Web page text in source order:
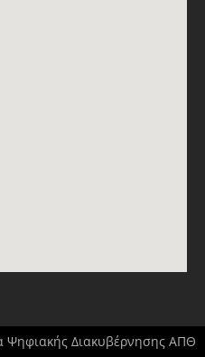
Ψηφιακής Διακυβέρνησης ΑΠΘ